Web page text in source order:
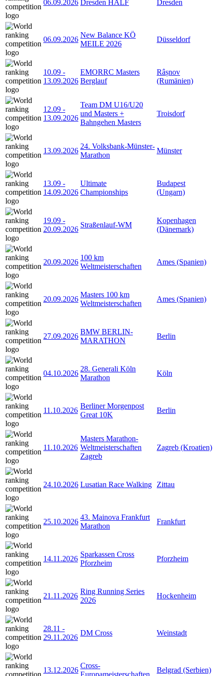
06.09.2026 Dresden HALF Dresden
06.09.2026
New Balance KÖ
MEILE 2026
Düsseldorf
10.09 -
13.09.2026
EMORRC Masters
Berglauf
Râșnov
(Rumänien)
12.09 -
13.09.2026
Team DM U16/U20
und Masters +
Bahngehen Masters
Troisdorf
13.09.2026
24. Volksbank-Münster-
Marathon
Münster
13.09 -
14.09.2026
Ultimate
Championships
Budapest
(Ungarn)
19.09 -
20.09.2026
Straßenlauf-WM
Kopenhagen
(Dänemark)
20.09.2026
100 km
Weltmeisterschaften
Ames (Spanien)
20.09.2026
Masters 100 km
Weltmeisterschaften
Ames (Spanien)
27.09.2026
BMW BERLIN-
MARATHON
Berlin
04.10.2026
28. Generali Köln
Marathon
Köln
11.10.2026
Berliner Morgenpost
Great 10K
Berlin
11.10.2026
Masters Marathon-
Weltmeisterschaften
Zagreb
Zagreb (Kroatien)
24.10.2026 Lusatian Race Walking Zittau
25.10.2026
43. Mainova Frankfurt
Marathon
Frankfurt
14.11.2026
Sparkassen Cross
Pforzheim
Pforzheim
21.11.2026
Ring Running Series
2026
Hockenheim
28.11 -
29.11.2026
DM Cross Weinstadt
13.12.2026
Cross-
Europameisterschaften
Belgrad (Serbien)